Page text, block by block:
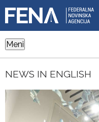
Meni
NEWS IN ENGLISH